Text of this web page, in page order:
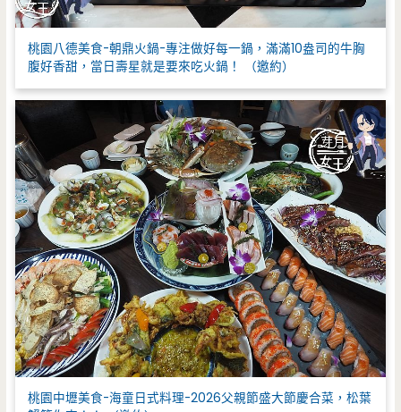
桃園八德美食-朝鼎火鍋-專注做好每一鍋，滿滿10盎司的牛胸
腹好香甜，當日壽星就是要來吃火鍋！ （邀約）
桃園中壢美食-海童日式料理-2026父親節盛大節慶合菜，松葉